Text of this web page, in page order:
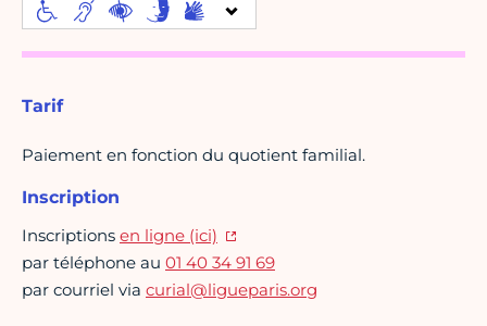
Tarif
Paiement en fonction du quotient familial.
Inscription
Inscriptions en ligne (ici)
par téléphone au 01 40 34 91 69
par courriel via curial@ligueparis.org